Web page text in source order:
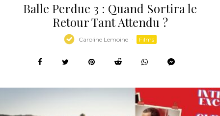
Balle Perdue 3 : Quand Sortira le
Retour Tant Attendu ?
Caroline Lemoine · Films